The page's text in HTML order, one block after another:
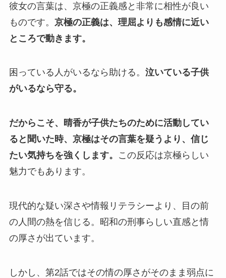
彼女の言葉は、京極の正義感と非常に相性が良い
ものです。 京極の正義は、理屈よりも感情に近い
ところで動きます。
困っている人がいるなら助ける。 泣いている子供
がいるなら守る。
だからこそ、晴香が子供たちのために活動してい
ると聞いた時、京極はその言葉を疑うより、信じ
たい気持ちを強くします。
この反応は京極らしい
魅力でもあります。
現代的な疑い深さや情報リテラシーより、目の前
の人間の熱を信じる。昭和の刑事らしい直感と情
の厚さが出ています。
しかし、第2話ではその情の厚さがそのまま弱点に